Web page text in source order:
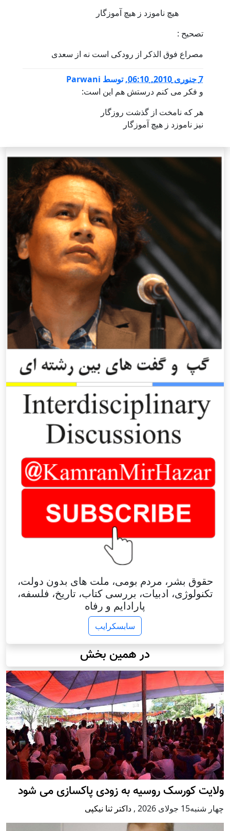
هیچ ناموزد ز هیچ آموزگار
تصحیح :
مصراع فوق الذکر از رودکی است نه از سعدی
7 جنوری 2010, 06:10 ,توسط Parwani
و فکر می کنم درستش هم این است:
هر که نامخت از گذشت روزگار
نیز ناموزد ز هیچ آموزگار
حقوق بشر، مردم بومی، ملت های بدون دولت،
تکنولوژی، ادبیات، بررسی کتاب، تاریخ، فلسفه،
پارادایم و رفاه
سابسکرایب
در همین بخش
ولایت کورسک روسیه به زودی پاکسازی می شود
چهار شنبه15 جولای 2026 , داکتر ثنا نیکپی